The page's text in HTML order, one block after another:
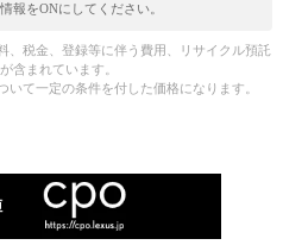
報をONにしてください。
、税金、登録等に伴う費用、リサイクル預託
含まれています。
て一定の条件を付した価格になります。